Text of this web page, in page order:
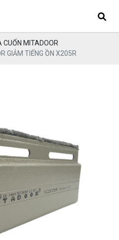
CUỐN MITADOOR
GIẢM TIẾNG ỒN X205R